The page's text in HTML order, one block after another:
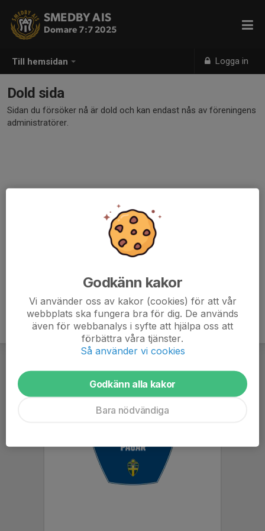
Till hemsidan Logga in
SMEDBY AIS
Domare 7:7 2025
Dold sida
Sidan du försöker nå är dold och kan endast nås av föreningens
administratörer.
Godkänn kakor
Vi använder oss av kakor (cookies) för att vår
webbplats ska fungera bra för dig. De används
även för webbanalys i syfte att hjälpa oss att
förbättra våra tjänster.
Så använder vi cookies
Godkänn alla kakor
Bara nödvändiga